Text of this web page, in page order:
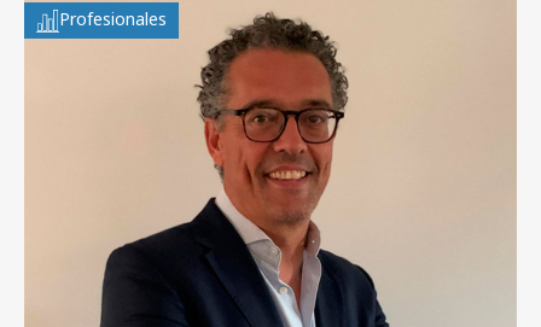
Profesionales